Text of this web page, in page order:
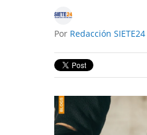
Por Redacción SIETE24